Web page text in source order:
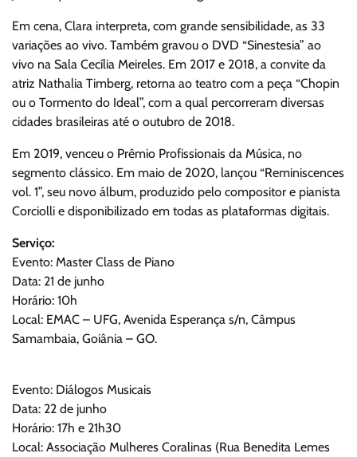
Em cena, Clara interpreta, com grande sensibilidade, as 33
variações ao vivo. Também gravou o DVD “Sinestesia” ao
vivo na Sala Cecília Meireles. Em 2017 e 2018, a convite da
atriz Nathalia Timberg, retorna ao teatro com a peça “Chopin
ou o Tormento do Ideal”, com a qual percorreram diversas
cidades brasileiras até o outubro de 2018.
Em 2019, venceu o Prêmio Profissionais da Música, no
segmento clássico. Em maio de 2020, lançou “Reminiscences
vol. 1”, seu novo álbum, produzido pelo compositor e pianista
Corciolli e disponibilizado em todas as plataformas digitais.
Serviço:
Evento: Master Class de Piano
Data: 21 de junho
Horário: 10h
Local: EMAC – UFG, Avenida Esperança s/n, Câmpus
Samambaia, Goiânia – GO.
Evento: Diálogos Musicais
Data: 22 de junho
Horário: 17h e 21h30
Local: Associação Mulheres Coralinas (Rua Benedita Lemes